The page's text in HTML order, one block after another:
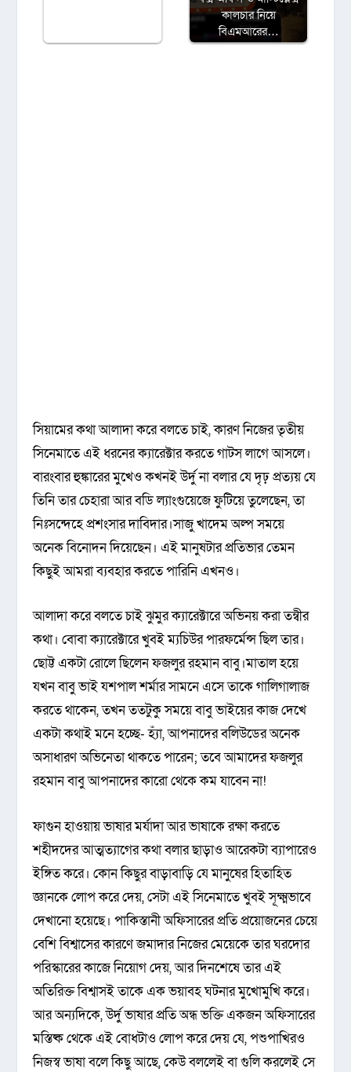
কালচার নিয়ে
বিএমআরের…
সিয়ামের কথা আলাদা করে বলতে চাই, কারণ নিজের তৃতীয়
সিনেমাতে এই ধরনের ক্যারেক্টার করতে গাটস লাগে আসলে।
বারংবার হুঙ্কারের মুখেও কখনই উর্দু না বলার যে দৃঢ় প্রত্যয় যে
তিনি তার চেহারা আর বডি ল্যাংগুয়েজে ফুটিয়ে তুলেছেন, তা
নিঃসন্দেহে প্রশংসার দাবিদার।সাজু খাদেম অল্প সময়ে
অনেক বিনোদন দিয়েছেন। এই মানুষটার প্রতিভার তেমন
কিছুই আমরা ব্যবহার করতে পারিনি এখনও।
আলাদা করে বলতে চাই ঝুমুর ক্যারেক্টারে অভিনয় করা তন্বীর
কথা। বোবা ক্যারেক্টারে খুবই ম্যচিউর পারফর্মেন্স ছিল তার।
ছোট্ট একটা রোলে ছিলেন ফজলুর রহমান বাবু।মাতাল হয়ে
যখন বাবু ভাই যশপাল শর্মার সামনে এসে তাকে গালিগালাজ
করতে থাকেন, তখন ততটুকু সময়ে বাবু ভাইয়ের কাজ দেখে
একটা কথাই মনে হচ্ছে- হ্যাঁ, আপনাদের বলিউডের অনেক
অসাধারণ অভিনেতা থাকতে পারেন; তবে আমাদের ফজলুর
রহমান বাবু আপনাদের কারো থেকে কম যাবেন না!
ফাগুন হাওয়ায় ভাষার মর্যাদা আর ভাষাকে রক্ষা করতে
শহীদদের আত্মত্যাগের কথা বলার ছাড়াও আরেকটা ব্যাপারেও
ইঙ্গিত করে। কোন কিছুর বাড়াবাড়ি যে মানুষের হিতাহিত
জ্ঞানকে লোপ করে দেয়, সেটা এই সিনেমাতে খুবই সূক্ষ্মভাবে
দেখানো হয়েছে। পাকিস্তানী অফিসারের প্রতি প্রয়োজনের চেয়ে
বেশি বিশ্বাসের কারণে জমাদার নিজের মেয়েকে তার ঘরদোর
পরিস্কারের কাজে নিয়োগ দেয়, আর দিনশেষে তার এই
অতিরিক্ত বিশ্বাসই তাকে এক ভয়াবহ ঘটনার মুখোমুখি করে।
আর অন্যদিকে, উর্দু ভাষার প্রতি অন্ধ ভক্তি একজন অফিসারের
মস্তিষ্ক থেকে এই বোধটাও লোপ করে দেয় যে, পশুপাখিরও
নিজস্ব ভাষা বলে কিছু আছে, কেউ বললেই বা গুলি করলেই সে